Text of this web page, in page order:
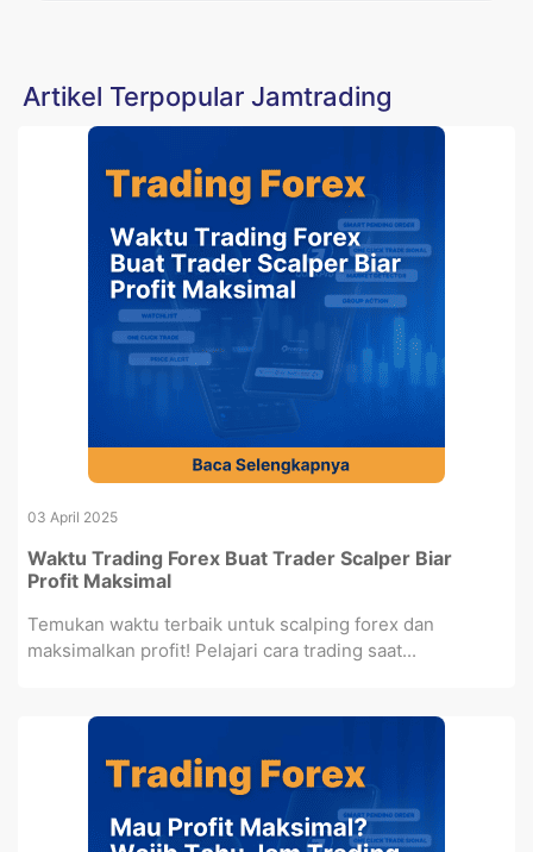
Artikel Terpopular Jamtrading
03 April 2025
Waktu Trading Forex Buat Trader Scalper Biar
Profit Maksimal
Temukan waktu terbaik untuk scalping forex dan
maksimalkan profit! Pelajari cara trading saat...